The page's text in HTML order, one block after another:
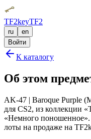
TF2keyTF2
ru
en
Войти
К каталогу
Об этом
AK-47 | Baroque Purple
для CS2, из коллекции
«Немного поношенное».
лоты на продаже на